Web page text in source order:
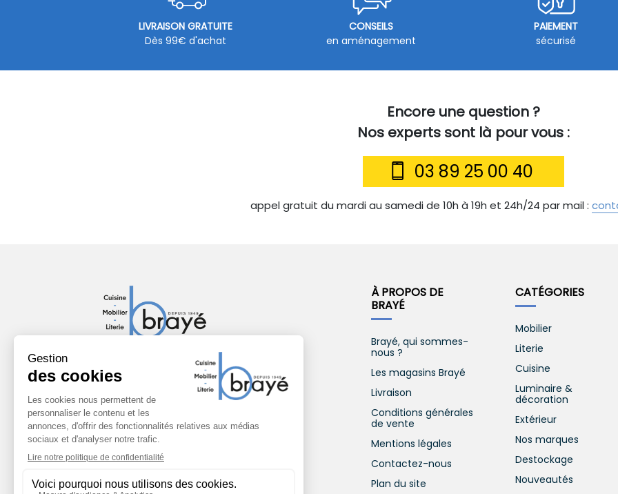
Encore une question ?
Nos experts sont là pour vous :
03 89 25 00 40
appel gratuit du mardi au samedi de 10h à 19h et 24h/24 par mail :
LIVRAISON GRATUITE
Dès 99€ d'achat
CONSEILS
en aménagement
PAIEMENT
sécurisé
À PROPOS DE
BRAYÉ
Brayé, qui sommes-
nous ?
Les magasins Brayé
Livraison
Conditions générales
de vente
Mentions légales
Contactez-nous
Plan du site
CATÉGORIES
Mobilier
Literie
Cuisine
Luminaire &
décoration
Extérieur
Nos marques
Destockage
Nouveautés
Chez Brayé nous sommes
passionnés de design et
d’agencement intérieur depuis 1949.
Nous travaillons depuis toujours avec
les plus grandes marques de mobilier
comme LAGO, DRIADE, FOSCARINI,
TEMPUR, CESAR ou encore DUVIVIER.
CONTACT